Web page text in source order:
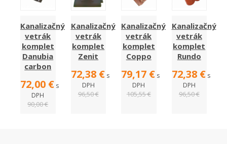
Kanalizačný
vetrák
komplet
Danubia
carbon
72,00 € s
DPH
90,00 €
Kanalizačný
vetrák
komplet
Zenit
72,38 € s
DPH
96,50 €
Kanalizačný
vetrák
komplet
Coppo
79,17 € s
DPH
105,55 €
Kanalizačný
vetrák
komplet
Rundo
72,38 € s
DPH
96,50 €